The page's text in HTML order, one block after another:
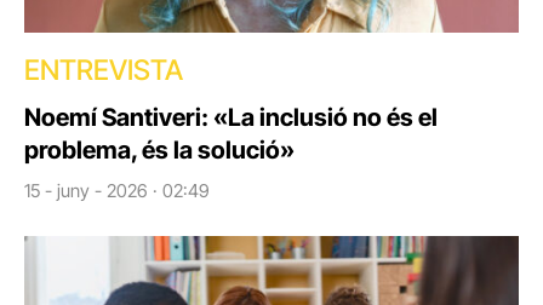
ENTREVISTA
Noemí Santiveri: «La inclusió no és el
problema, és la solució»
15 - juny - 2026 · 02:49